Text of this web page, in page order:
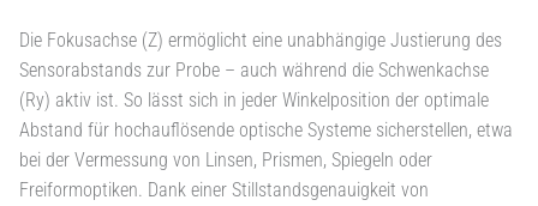
Die Fokusachse (Z) ermöglicht eine unabhängige Justierung des
Sensorabstands zur Probe – auch während die Schwenkachse
(Ry) aktiv ist. So lässt sich in jeder Winkelposition der optimale
Abstand für hochauflösende optische Systeme sicherstellen, etwa
bei der Vermessung von Linsen, Prismen, Spiegeln oder
Freiformoptiken. Dank einer Stillstandsgenauigkeit von